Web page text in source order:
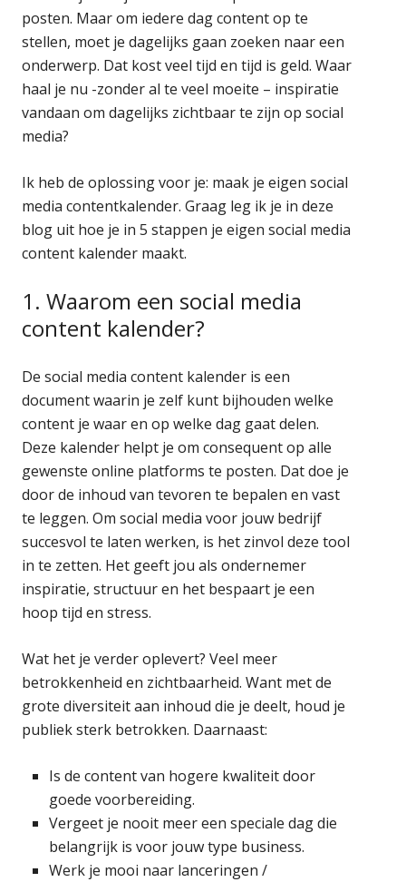
posten. Maar om iedere dag content op te
stellen, moet je dagelijks gaan zoeken naar een
onderwerp. Dat kost veel tijd en tijd is geld. Waar
haal je nu -zonder al te veel moeite – inspiratie
vandaan om dagelijks zichtbaar te zijn op social
media?
Ik heb de oplossing voor je: maak je eigen social
media contentkalender. Graag leg ik je in deze
blog uit hoe je in 5 stappen je eigen social media
content kalender maakt.
1. Waarom een social media
content kalender?
De social media content kalender is een
document waarin je zelf kunt bijhouden welke
content je waar en op welke dag gaat delen.
Deze kalender helpt je om consequent op alle
gewenste online platforms te posten. Dat doe je
door de inhoud van tevoren te bepalen en vast
te leggen. Om social media voor jouw bedrijf
succesvol te laten werken, is het zinvol deze tool
in te zetten. Het geeft jou als ondernemer
inspiratie, structuur en het bespaart je een
hoop tijd en stress.
Wat het je verder oplevert? Veel meer
betrokkenheid en zichtbaarheid. Want met de
grote diversiteit aan inhoud die je deelt, houd je
publiek sterk betrokken. Daarnaast:
Is de content van hogere kwaliteit door
goede voorbereiding.
Vergeet je nooit meer een speciale dag die
belangrijk is voor jouw type business.
Werk je mooi naar lanceringen /